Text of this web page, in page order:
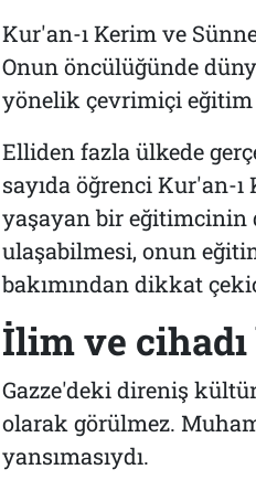
Kur'an-ı Kerim ve
Onun öncülüğünde
yönelik çevrimiçi eğitim
Elliden fazla ülkede
sayıda öğrenci Kur'an-
yaşayan bir eğitimcinin
ulaşabilmesi, onun
bakımından dikkat
İlim ve
Gazze'deki direniş
olarak görülmez.
yansımasıydı.